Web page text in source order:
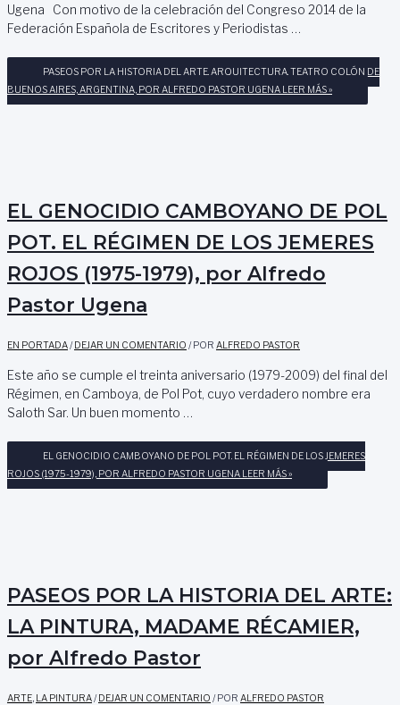
Ugena Con motivo de la celebración del Congreso 2014 de la
Federación Española de Escritores y Periodistas …
PASEOS POR LA HISTORIA DEL ARTE. ARQUITECTURA. TEATRO COLÓN DE
BUENOS AIRES, ARGENTINA, POR ALFREDO PASTOR UGENA LEER MÁS »
EL GENOCIDIO CAMBOYANO DE POL
POT. EL RÉGIMEN DE LOS JEMERES
ROJOS (1975-1979), por Alfredo
Pastor Ugena
EN PORTADA/DEJAR UN COMENTARIO / POR ALFREDO PASTOR
Este año se cumple el treinta aniversario (1979-2009) del final del
Régimen, en Camboya, de Pol Pot, cuyo verdadero nombre era
Saloth Sar. Un buen momento …
EL GENOCIDIO CAMBOYANO DE POL POT. EL RÉGIMEN DE LOS JEMERES
ROJOS (1975-1979), POR ALFREDO PASTOR UGENA LEER MÁS »
PASEOS POR LA HISTORIA DEL ARTE:
LA PINTURA, MADAME RÉCAMIER,
por Alfredo Pastor
ARTE, LA PINTURA/DEJAR UN COMENTARIO / POR ALFREDO PASTOR